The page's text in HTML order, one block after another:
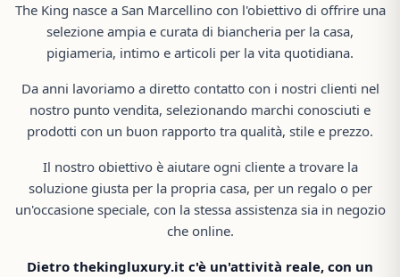
The King nasce a San Marcellino con l'obiettivo di offrire una
selezione ampia e curata di biancheria per la casa,
pigiameria, intimo e articoli per la vita quotidiana.
Da anni lavoriamo a diretto contatto con i nostri clienti nel
nostro punto vendita, selezionando marchi conosciuti e
prodotti con un buon rapporto tra qualità, stile e prezzo.
Il nostro obiettivo è aiutare ogni cliente a trovare la
soluzione giusta per la propria casa, per un regalo o per
un'occasione speciale, con la stessa assistenza sia in negozio
che online.
Dietro thekingluxury.it c'è un'attività reale, con un